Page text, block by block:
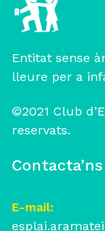
Entitat sense
lleure per a
©2021 Club
reservats.
Contacta’ns
E-mail: